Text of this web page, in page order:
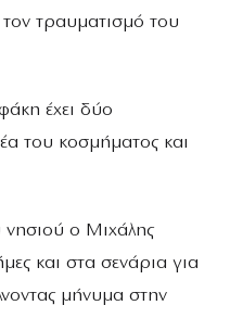
τραυματισμό του
έχει δύο
του κοσμήματος και
νησιού ο Μιχάλης
και στα σενάρια για
μήνυμα στην